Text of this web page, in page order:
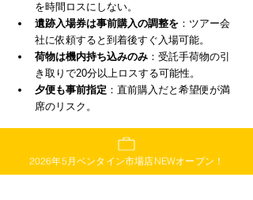
を時間ロスにしない。
遺跡入場券は事前購入の調整を ：ツアー会
社に依頼すると到着後すぐ入場可能。
荷物は機内持ち込みのみ ：受託手荷物の引
き取りで20分以上ロスする可能性。
夕便も事前指定 ：直前購入だと希望便が満
席のリスク。
ホーチミン出発前にスターキッチ
ンでお土産を確保
2026年5月ベンタイン市場店NEWオープン！